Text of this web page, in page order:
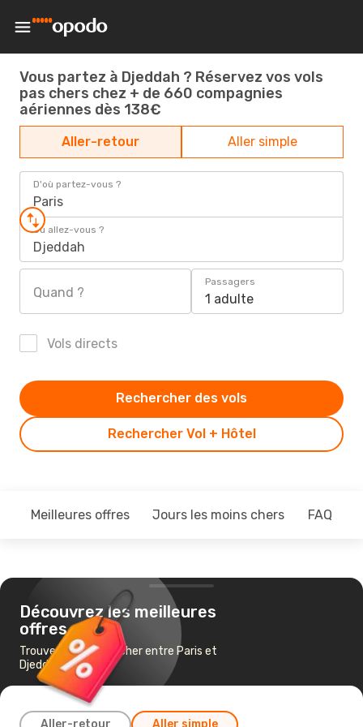
Vous partez à Djeddah ? Réservez vos vols
pas chers chez + de 660 compagnies
aériennes dès 138€
Aller-retour Aller simple
D'où partez-vous ?
Paris
Où allez-vous ?
Djeddah
Quand ?
Passagers
1 adulte
Vols directs
Rechercher Vol + Hôtel
Rechercher des vols
Meilleures offres Jours les moins chers FAQ
Découvrez les meilleures
offres
Trouvez un vol pas cher entre Paris et
Djeddah
Aller-retour Aller simple